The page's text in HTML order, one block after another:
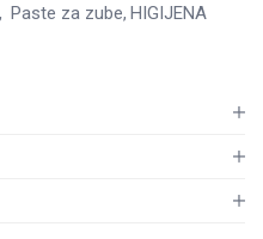
Paste za zube HIGIJENA